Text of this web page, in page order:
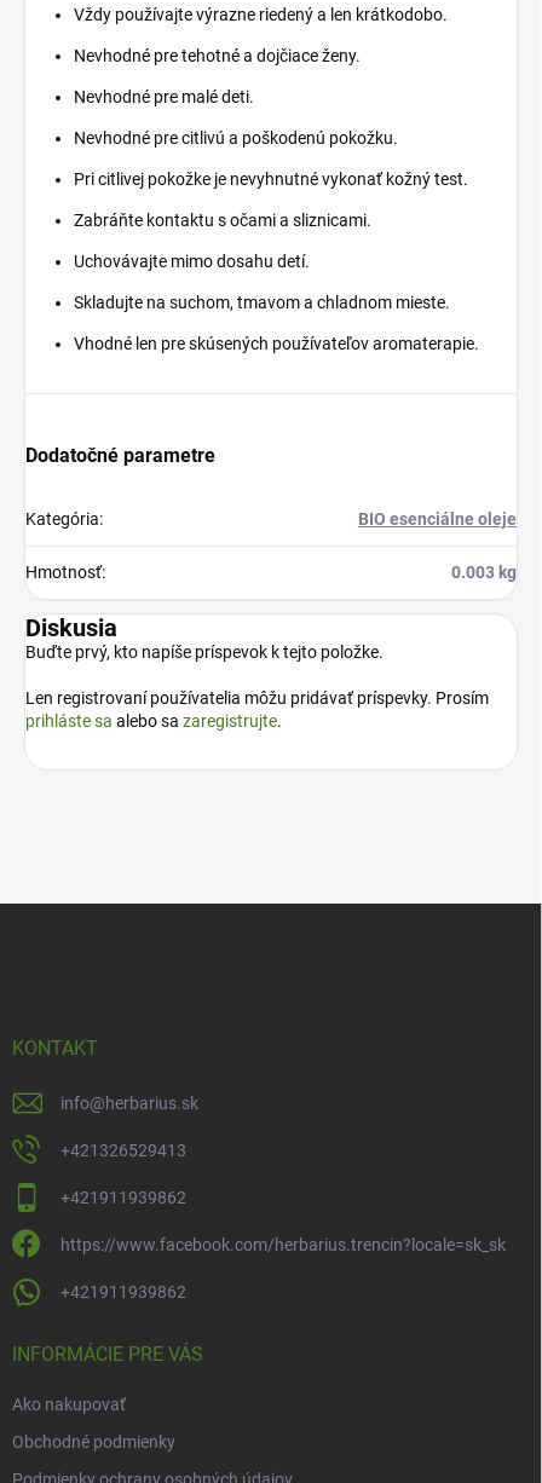
Vždy používajte výrazne riedený a len krátkodobo.
Nevhodné pre tehotné a dojčiace ženy.
Nevhodné pre malé deti.
Nevhodné pre citlivú a poškodenú pokožku.
Pri citlivej pokožke je nevyhnutné vykonať kožný test.
Zabráňte kontaktu s očami a sliznicami.
Uchovávajte mimo dosahu detí.
Skladujte na suchom, tmavom a chladnom mieste.
Vhodné len pre skúsených používateľov aromaterapie.
Dodatočné parametre
Kategória: BIO esenciálne oleje
Hmotnosť: 0.003 kg
Diskusia
Buďte prvý, kto napíše príspevok k tejto položke.
Len registrovaní používatelia môžu pridávať príspevky. Prosím
prihláste sa alebo sa zaregistrujte.
KONTAKT
info@herbarius.sk
+421326529413
+421911939862
https://www.facebook.com/herbarius.trencin?locale=sk_sk
+421911939862
INFORMÁCIE PRE VÁS
Ako nakupovať
Obchodné podmienky
Podmienky ochrany osobných údajov